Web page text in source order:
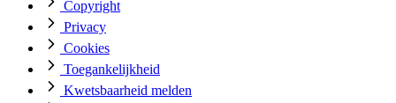
Copyright
Privacy
Cookies
Toegankelijkheid
Kwetsbaarheid melden